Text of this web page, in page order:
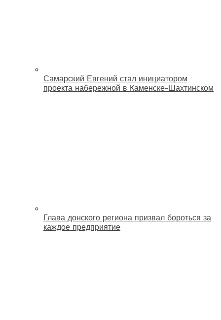
Самарский Евгений стал инициатором
проекта набережной в Каменске-Шахтинском
Глава донского региона призвал бороться за
каждое предприятие